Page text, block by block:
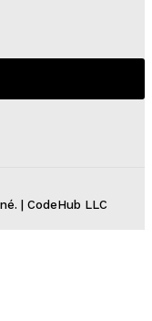
| CodeHub LLC